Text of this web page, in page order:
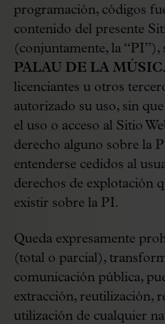
programación, códigos
contenido del presente
(conjuntamente, la “PI”),
PALAU DE LA
licenciantes u otros
autorizado su uso, sin
el uso o acceso al Sitio
derecho alguno sobre la
entenderse cedidos al
derechos de explotación
existir sobre la PI.
Queda expresamente
(total o parcial),
comunicación pública,
extracción, reutilización,
utilización de cualquier